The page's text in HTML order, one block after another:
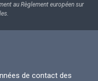
au Règlement européen sur
de contact des